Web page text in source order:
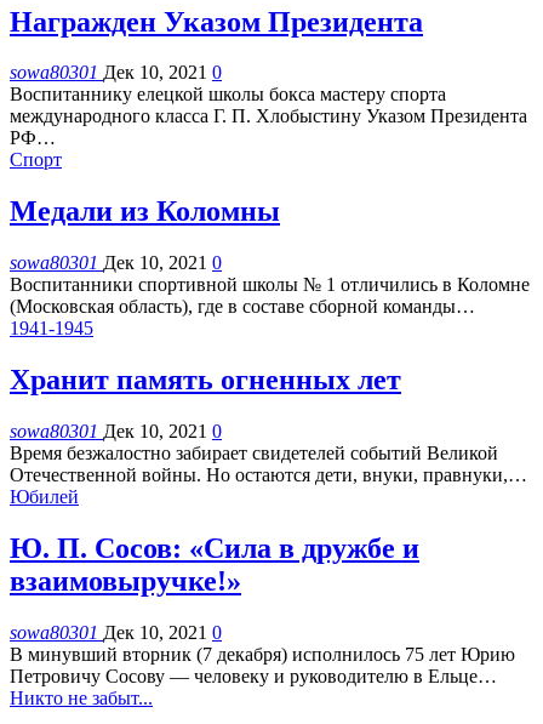
Награжден Указом Президента
sowa80301 Дек 10, 2021 0
Воспитаннику елецкой школы бокса мастеру спорта
международного класса Г. П. Хлобыстину Указом Президента
РФ…
Спорт
Медали из Коломны
sowa80301 Дек 10, 2021 0
Воспитанники спортивной школы № 1 отличились в Коломне
(Московская область), где в составе сборной команды…
1941-1945
Хранит память огненных лет
sowa80301 Дек 10, 2021 0
Время безжалостно забирает свидетелей событий Великой
Отечественной войны. Но остаются дети, внуки, правнуки,…
Юбилей
Ю. П. Сосов: «Сила в дружбе и
взаимовыручке!»
sowa80301 Дек 10, 2021 0
В минувший вторник (7 декабря) исполнилось 75 лет Юрию
Петровичу Сосову — человеку и руководителю в Ельце…
Никто не забыт...